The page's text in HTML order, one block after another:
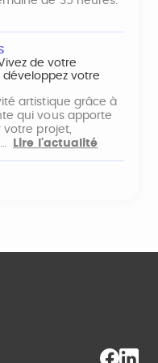
de votre
votre
artistique grâce à
qui vous apporte
votre projet,
Lire l'actualité